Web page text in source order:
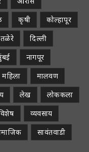
कृषी
कोल्हापूर
तळेरे
दिल्ली
नागपूर
महिला
मालवण
लेख
लोककला
व्यवसाय
सावंतवाडी